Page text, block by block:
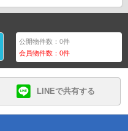
公開物件数：0件
会員物件数：0件
LINEで共有する